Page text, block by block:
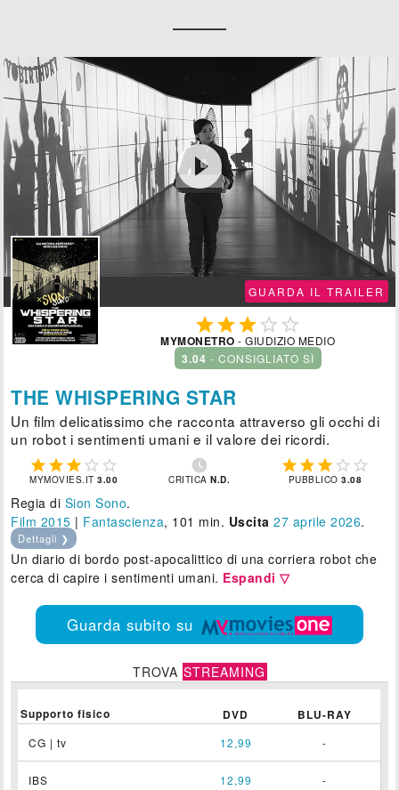

GUARDA IL TRAILER
  
MYMONETRO - GIUDIZIO MEDIO
3.04 - CONSIGLIATO SÌ
THE WHISPERING STAR
Un film delicatissimo che racconta attraverso gli occhi di
un robot i sentimenti umani e il valore dei ricordi.
    
MYMOVIES.IT3.00

CRITICAN.D.
    
PUBBLICO3.08
Regia di Sion Sono.
Film 2015 | Fantascienza, 101 min. Uscita 27 aprile 2026.
Dettagli ❯
Un diario di bordo post-apocalittico di una corriera robot che
cerca di capire i sentimenti umani. Espandi ▽
Guarda subito su
TROVA STREAMING
Supporto fisico DVD BLU-RAY
CG | tv 12,99 -
IBS 12,99 -